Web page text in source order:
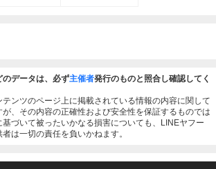
データは、必ず主催者発行のものと照合し確認してく
ンツのページ上に掲載されている情報の内容に関して
、その内容の正確性および安全性を保証するものでは
づいて被ったいかなる損害についても、LINEヤフー
は一切の責任を負いかねます。